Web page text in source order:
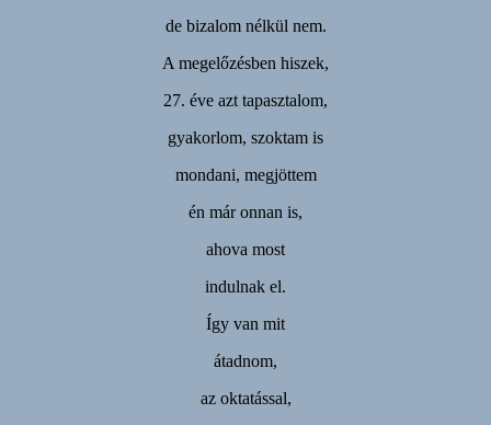
de bizalom nélkül nem.
A megelőzésben hiszek,
27. éve azt tapasztalom,
gyakorlom, szoktam is
mondani, megjöttem
én már onnan is,
ahova most
indulnak el.
Így van mit
átadnom,
az oktatással,